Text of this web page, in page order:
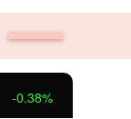
-0.38%